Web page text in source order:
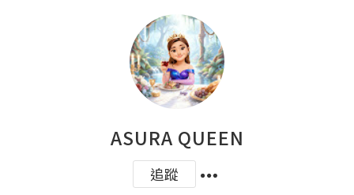
ASURA QUEEN
追蹤